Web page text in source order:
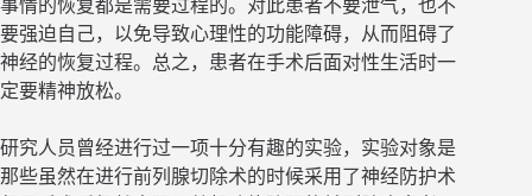
事情的恢复都是需要过程的。对此患者不要泄气，也不
要强迫自己，以免导致心理性的功能障碍，从而阻碍了
神经的恢复过程。总之，患者在手术后面对性生活时一
定要精神放松。
研究人员曾经进行过一项十分有趣的实验，实验对象是
那些虽然在进行前列腺切除术的时候采用了神经防护术